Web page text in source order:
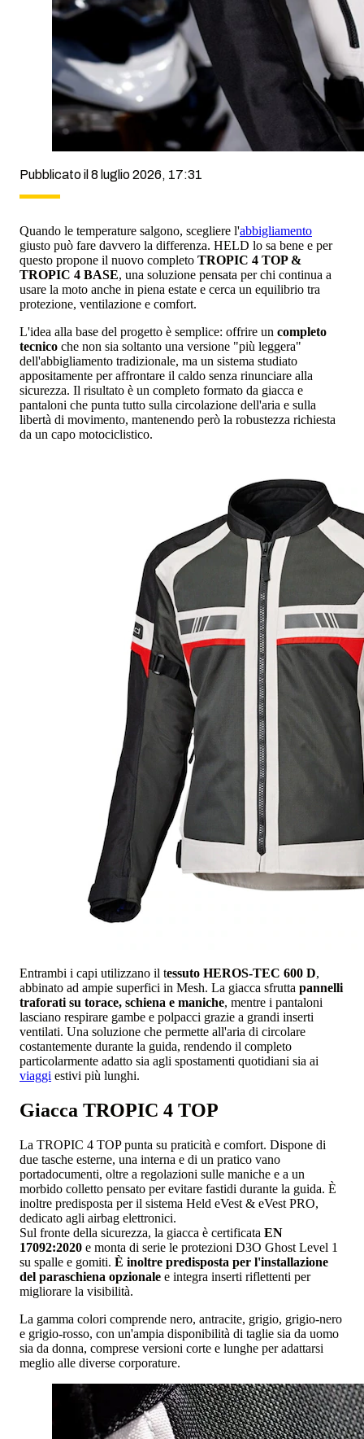
Pubblicato il 8 luglio 2026, 17:31
Quando le temperature salgono, scegliere l'abbigliamento
giusto può fare davvero la differenza. HELD lo sa bene e per
questo propone il nuovo completo TROPIC 4 TOP &
TROPIC 4 BASE, una soluzione pensata per chi continua a
usare la moto anche in piena estate e cerca un equilibrio tra
protezione, ventilazione e comfort.
L'idea alla base del progetto è semplice: offrire un completo
tecnico che non sia soltanto una versione "più leggera"
dell'abbigliamento tradizionale, ma un sistema studiato
appositamente per affrontare il caldo senza rinunciare alla
sicurezza. Il risultato è un completo formato da giacca e
pantaloni che punta tutto sulla circolazione dell'aria e sulla
libertà di movimento, mantenendo però la robustezza richiesta
da un capo motociclistico.
Entrambi i capi utilizzano il tessuto HEROS-TEC 600 D,
abbinato ad ampie superfici in Mesh. La giacca sfrutta pannelli
traforati su torace, schiena e maniche, mentre i pantaloni
lasciano respirare gambe e polpacci grazie a grandi inserti
ventilati. Una soluzione che permette all'aria di circolare
costantemente durante la guida, rendendo il completo
particolarmente adatto sia agli spostamenti quotidiani sia ai
viaggi estivi più lunghi.
Giacca TROPIC 4 TOP
La TROPIC 4 TOP punta su praticità e comfort. Dispone di
due tasche esterne, una interna e di un pratico vano
portadocumenti, oltre a regolazioni sulle maniche e a un
morbido colletto pensato per evitare fastidi durante la guida. È
inoltre predisposta per il sistema Held eVest & eVest PRO,
dedicato agli airbag elettronici.
Sul fronte della sicurezza, la giacca è certificata EN
17092:2020 e monta di serie le protezioni D3O Ghost Level 1
su spalle e gomiti. È inoltre predisposta per l'installazione
del paraschiena opzionale e integra inserti riflettenti per
migliorare la visibilità.
La gamma colori comprende nero, antracite, grigio, grigio-nero
e grigio-rosso, con un'ampia disponibilità di taglie sia da uomo
sia da donna, comprese versioni corte e lunghe per adattarsi
meglio alle diverse corporature.